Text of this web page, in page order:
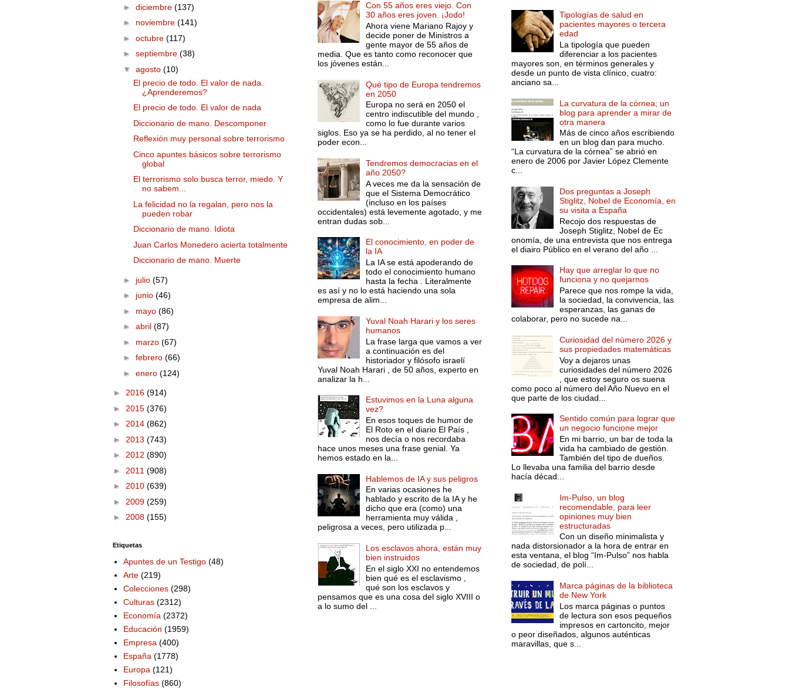
► diciembre (137)
► noviembre (141)
► octubre (117)
► septiembre (38)
▼ agosto (10)
El precio de todo. El valor de nada.
¿Aprenderemos?
El precio de todo. El valor de nada
Diccionario de mano. Descomponer
Reflexión muy personal sobre terrorismo
Cinco apuntes básicos sobre terrorismo
global
El terrorismo solo busca terror, miedo. Y
no sabem...
La felicidad no la regalan, pero nos la
pueden robar
Diccionario de mano. Idiota
Juan Carlos Monedero acierta totalmente
Diccionario de mano. Muerte
► julio (57)
► junio (46)
► mayo (86)
► abril (87)
► marzo (67)
► febrero (66)
► enero (124)
► 2016 (914)
► 2015 (376)
► 2014 (862)
► 2013 (743)
► 2012 (890)
► 2011 (908)
► 2010 (639)
► 2009 (259)
► 2008 (155)
Etiquetas
Apuntes de un Testigo (48)
Arte (219)
Colecciones (298)
Culturas (2312)
Economía (2372)
Educación (1959)
Empresa (400)
España (1778)
Europa (121)
Filosofías (860)
Con 55 años eres viejo. Con
30 años eres joven. ¡Jodo!
Ahora viene Mariano Rajoy y
decide poner de Ministros a
gente mayor de 55 años de
media. Que es tanto como reconocer que
los jóvenes están...
Qué tipo de Europa tendremos
en 2050
Europa no será en 2050 el
centro indiscutible del mundo ,
como lo fue durante varios
siglos. Eso ya se ha perdido, al no tener el
poder econ...
Tendremos democracias en el
año 2050?
A veces me da la sensación de
que el Sistema Democrático
(incluso en los países
occidentales) está levemente agotado, y me
entran dudas sob...
El conocimiento, en poder de
la IA
La IA se está apoderando de
todo el conocimiento humano
hasta la fecha . Literalmente
es así y no lo está haciendo una sola
empresa de alim...
Yuval Noah Harari y los seres
humanos
La frase larga que vamos a ver
a continuación es del
historiador y filósofo israelí
Yuval Noah Harari , de 50 años, experto en
analizar la h...
Estuvimos en la Luna alguna
vez?
En esos toques de humor de
El Roto en el diario El País ,
nos decía o nos recordaba
hace unos meses una frase genial. Ya
hemos estado en la...
Hablemos de IA y sus peligros
En varias ocasiones he
hablado y escrito de la IA y he
dicho que era (como) una
herramienta muy válida ,
peligrosa a veces, pero utilizada p...
Los esclavos ahora, están muy
bien instruidos
En el siglo XXI no entendemos
bien qué es el esclavismo ,
qué son los esclavos y
pensamos que es una cosa del siglo XVIII o
a lo sumo del ...
Tipologías de salud en
pacientes mayores o tercera
edad
La tipología que pueden
diferenciar a los pacientes
mayores son, en términos generales y
desde un punto de vista clínico, cuatro:
anciano sa...
La curvatura de la córnea; un
blog para aprender a mirar de
otra manera
Más de cinco años escribiendo
en un blog dan para mucho.
“La curvatura de la córnea” se abrió en
enero de 2006 por Javier López Clemente
c...
Dos preguntas a Joseph
Stiglitz, Nobel de Economía, en
su visita a España
Recojo dos respuestas de
Joseph Stiglitz, Nobel de Ec
onomía, de una entrevista que nos entrega
el diairo Público en el verano del año ...
Hay que arreglar lo que no
funciona y no quejarnos
Parece que nos rompe la vida,
la sociedad, la convivencia, las
esperanzas, las ganas de
colaborar, pero no sucede na...
Curiosidad del número 2026 y
sus propiedades matemáticas
Voy a dejaros unas
curiosidades del número 2026
, que estoy seguro os suena
como poco al número del Año Nuevo en el
que parte de los ciudad...
Sentido común para lograr que
un negocio funcione mejor
En mi barrio, un bar de toda la
vida ha cambiado de gestión.
También del tipo de dueños.
Lo llevaba una familia del barrio desde
hacía décad...
Im-Pulso, un blog
recomendable, para leer
opiniones muy bien
estructuradas
Con un diseño minimalista y
nada distorsionador a la hora de entrar en
esta ventana, el blog “Im-Pulso” nos habla
de sociedad, de polí...
Marca páginas de la biblioteca
de New York
Los marca páginas o puntos
de lectura son esos pequeños
impresos en cartoncito, mejor
o peor diseñados, algunos auténticas
maravillas, que s...